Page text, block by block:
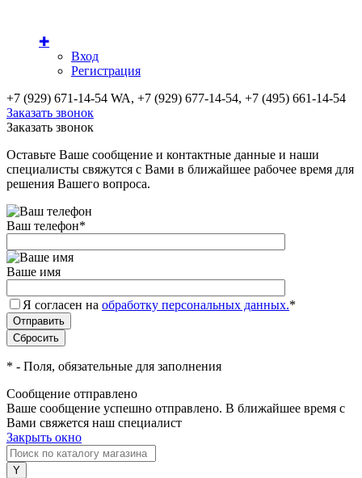
✚
Вход
Регистрация
+7 (929) 671-14-54 WA, +7 (929) 677-14-54, +7 (495) 661-14-54
Заказать звонок
Заказать звонок
Оставьте Ваше сообщение и контактные данные и наши
специалисты свяжутся с Вами в ближайшее рабочее время для
решения Вашего вопроса.
Ваш телефон*
Ваше имя
Я согласен на обработку персональных данных.*
* - Поля, обязательные для заполнения
Сообщение отправлено
Ваше сообщение успешно отправлено. В ближайшее время с
Вами свяжется наш специалист
Закрыть окно